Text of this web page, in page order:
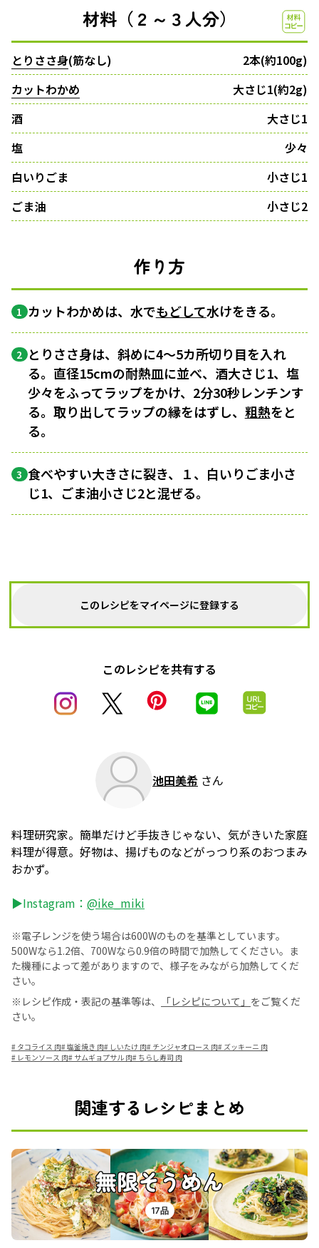
材料（２～３人分）
とりささ身(筋なし)
2本(約100g)
カットわかめ
大さじ1(約2g)
酒
大さじ1
塩
少々
白いりごま
小さじ1
ごま油
小さじ2
作り方
1 カットわかめは、水でもどして水けをきる。
2 とりささ身は、斜めに4～5カ所切り目を入れ
る。直径15cmの耐熱皿に並べ、酒大さじ1、塩
少々をふってラップをかけ、2分30秒レンチンす
る。取り出してラップの縁をはずし、 粗熱をと
る。
3 食べやすい大きさに裂き、１、白いりごま小さ
じ1、ごま油小さじ2と混ぜる。
このレシピをマイページに登録する
このレシピを共有する
池田美希 さん
料理研究家。簡単だけど手抜きじゃない、気がきいた家庭
料理が得意。好物は、揚げものなどがっつり系のおつまみ
おかず。
▶Instagram： @ike_miki
※電子レンジを使う場合は600Wのものを基準としています。
500Wなら1.2倍、700Wなら0.9倍の時間で加熱してください。ま
た機種によって差がありますので、様子をみながら加熱してくだ
さい。
※レシピ作成・表記の基準等は、
「レシピについて」 をご覧くだ
さい。
# タコライス 肉#塩釜焼き 肉# しいたけ 肉# チンジャオロース 肉# ズッキーニ 肉
# レモンソース 肉# サムギョプサル 肉# ちらし寿司 肉
関連するレシピまとめ
無限そうめん
17品